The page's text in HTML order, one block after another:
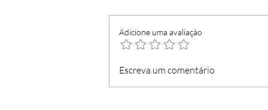
Loja do Cidadão com
serviços mínimos
Adicione uma avaliação
Escreva um comentário